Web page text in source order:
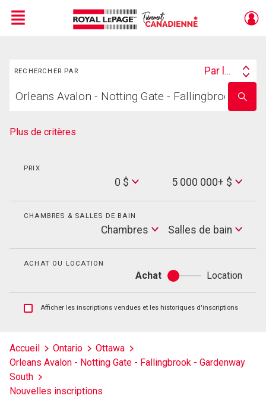
Menu
RECHERCHER PAR
Search
Par lieu
votre
nom
Plus de critères
PRIX
0 $
Max
Price
5 000 000+ $
CHAMBRES & SALLES DE BAIN
Chambres
Salles
de
Salles de bain
ACHAT OU LOCATION
Achat
Achat
ou
location
Location
Afficher
et
les
historiques
d'inscriptions
Afficher les inscriptions vendues et les historiques d'inscriptions
Accueil Ontario
Ottawa
Orleans Avalon - Notting Gate - Fallingbrook - Gardenway
South
Nouvelles inscriptions